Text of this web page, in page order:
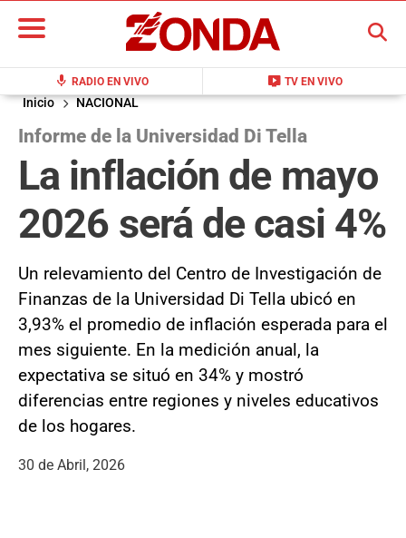
mic RADIO EN VIVO live_tv TV EN VIVO
BUSCAR
Inicio NACIONAL
Informe de la Universidad Di Tella
La inflación de mayo
2026 será de casi 4%
Un relevamiento del Centro de Investigación de
Finanzas de la Universidad Di Tella ubicó en
3,93% el promedio de inflación esperada para el
mes siguiente. En la medición anual, la
expectativa se situó en 34% y mostró
diferencias entre regiones y niveles educativos
de los hogares.
30 de Abril, 2026